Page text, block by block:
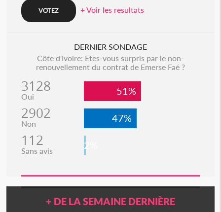
+ Voir les resultats
DERNIER SONDAGE
Côte d'Ivoire: Etes-vous surpris par le non-
renouvellement du contrat de Emerse Faé ?
3128
Oui 51%
2902
Non 47%
112
Sans avis 2%
+ DE LA SEMAINE DERNIÈRE